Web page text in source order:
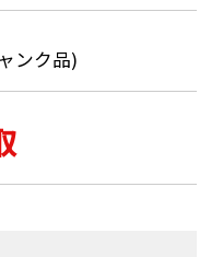
ンク品)